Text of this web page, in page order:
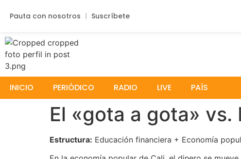
Pauta con nosotros Suscríbete
INICIO PERIÓDICO RADIO LIVE PAÍS
El «gota a gota»
Estructura: Educación financiera + Economía